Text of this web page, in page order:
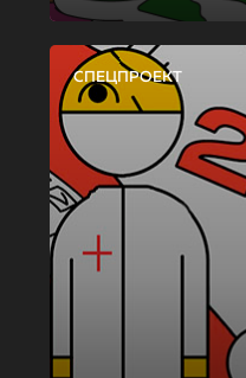
СПЕЦПРОЕКТ